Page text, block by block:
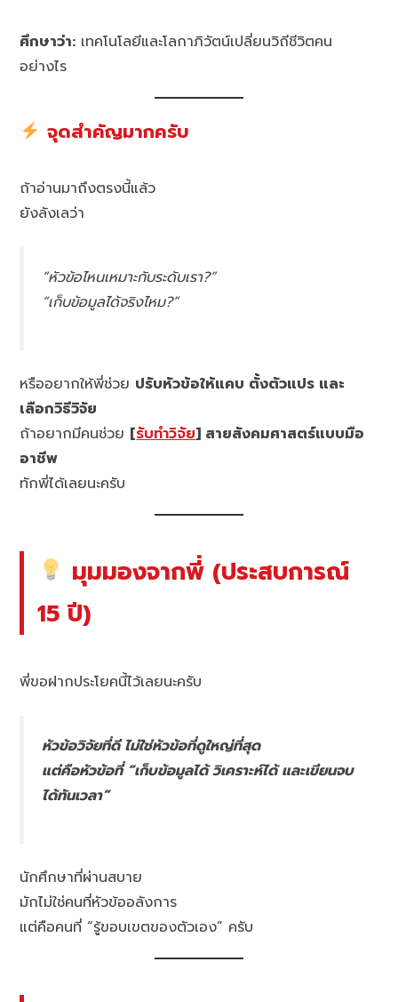
ศึกษาว่า: เทคโนโลยีและโลกาภิวัตน์เปลี่ยนวิถีชีวิตคน
อย่างไร
จุดสำคัญมากครับ
ถ้าอ่านมาถึงตรงนี้แล้ว
ยังลังเลว่า
“หัวข้อไหนเหมาะกับระดับเรา?”
“เก็บข้อมูลได้จริงไหม?”
หรืออยากให้พี่ช่วย ปรับหัวข้อให้แคบ ตั้งตัวแปร และ
เลือกวิธีวิจัย
ถ้าอยากมีคนช่วย [รับทำวิจัย] สายสังคมศาสตร์แบบมือ
อาชีพ
ทักพี่ได้เลยนะครับ
มุมมองจากพี่ (ประสบการณ์
15 ปี)
พี่ขอฝากประโยคนี้ไว้เลยนะครับ
หัวข้อวิจัยที่ดี ไม่ใช่หัวข้อที่ดูใหญ่ที่สุด
แต่คือหัวข้อที่ “เก็บข้อมูลได้ วิเคราะห์ได้ และเขียนจบ
ได้ทันเวลา”
นักศึกษาที่ผ่านสบาย
มักไม่ใช่คนที่หัวข้ออลังการ
แต่คือคนที่ “รู้ขอบเขตของตัวเอง” ครับ